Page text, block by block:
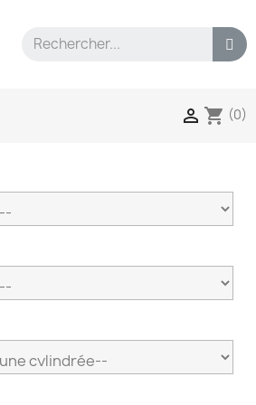
 shopping_cart (0)